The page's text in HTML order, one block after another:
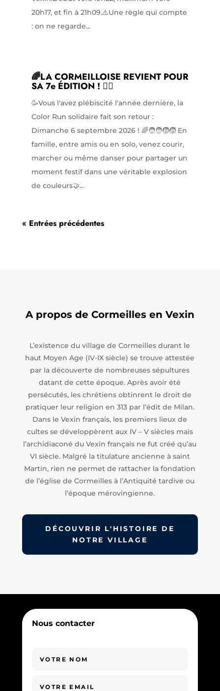
20h17, et fin à 21h09.⚠️Une règle qui compte
: on ne regarde...
🌈LA CORMEILLOISE REVIENT POUR
SA 7e ÉDITION ! 🏃‍♀️
🥳Vous l'avez plébiscité l'année dernière, la
Color Run solidaire fait son retour :
Dimanche 6 septembre 2026 ! 🌈🧑‍🧑‍🧒‍🧒 En
famille, entre amis ou en solo, venez courir,
marcher ou même danser pour partager un
moment festif dans une véritable explosion
de couleurs🤝...
« Entrées précédentes
A propos de Cormeilles en Vexin
L’existence du village de Cormeilles durant le
haut Moyen Age (IV-IX siècle) se trouve attestée
par la découverte de nombreuses sépultures
datant de cette époque. Après avoir été
persécutés, les chrétiens obtinrent le droit de
pratiquer leur religion en 313 par l’édit de Milan.
Dans le Vexin français, les premiers lieux de
cultes se développèrent aux IV – V siècles mais
l’archidiaconé du Vexin français ne fut créé qu’au
VI siècle. Malgré la titulature ancienne à saint
Martin, rien ne permet de rattacher la fondation
de l’église de Cormeilles à l’Antiquité tardive ou
l’époque mérovingienne.
DÉCOUVRIR L'HISTOIRE DE
NOTRE VILLAGE
Nous contacter